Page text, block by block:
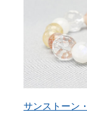
サンストーン